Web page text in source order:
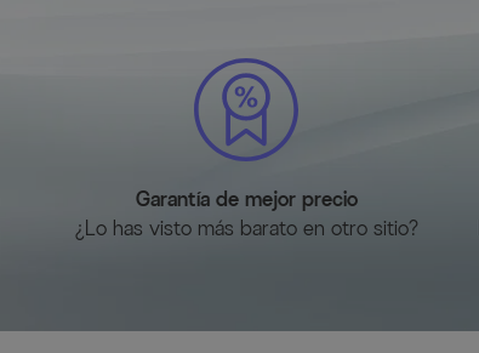
Garantía de mejor precio
¿Lo has visto más barato en otro sitio?